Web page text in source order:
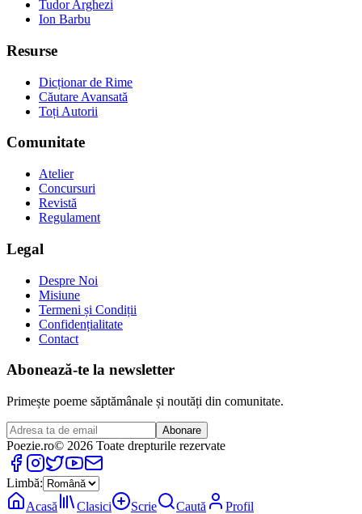
Tudor Arghezi
Ion Barbu
Resurse
Dicționar de Rime
Căutare Avansată
Toți Autorii
Comunitate
Atelier
Concursuri
Revistă
Regulament
Legal
Despre Noi
Misiune
Termeni și Condiții
Confidențialitate
Contact
Abonează-te la newsletter
Primește poeme săptămânale și noutăți din comunitate.
Abonare
Poezie.ro© 2026 Toate drepturile rezervate
Limbă:
Acasă
Clasici Scrie Caută Profil